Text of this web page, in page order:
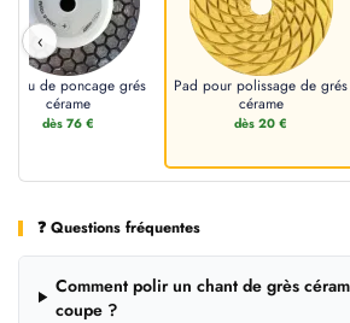
‹
de poncage grés
cérame
dès 76 €
Pad pour polissage de grés
cérame
dès 20 €
❓ Questions fréquentes
Comment polir un chant de grès
coupe ?